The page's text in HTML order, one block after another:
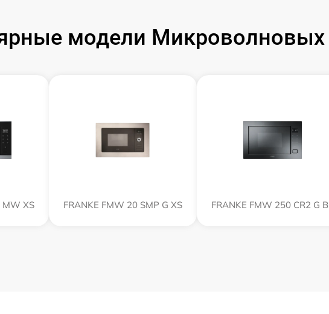
модели Микроволновых
MW XS FRANKE FMW 20 SMP G XS FRANKE FMW 250 CR2 G